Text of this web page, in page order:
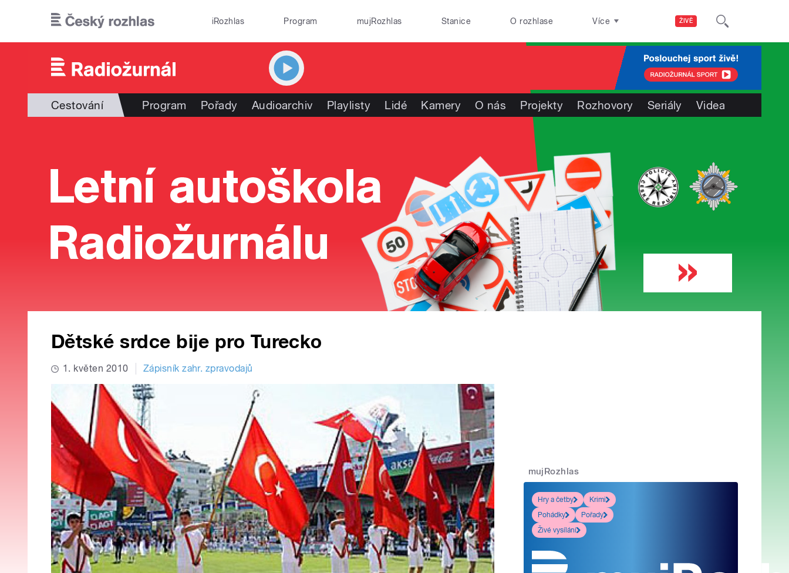
ŽIVĚ
iRozhlas Program mujRozhlas Stanice O rozhlase Více
Cestování Program Pořady Audioarchiv Playlisty Lidé Kamery O nás Projekty Rozhovory Seriály Videa
Dětské srdce bije pro Turecko
1. květen 2010 Zápisník zahr. zpravodajů
mujRozhlas
Hry a četby
Krimi
Pohádky
Pořady
Živé vysílání